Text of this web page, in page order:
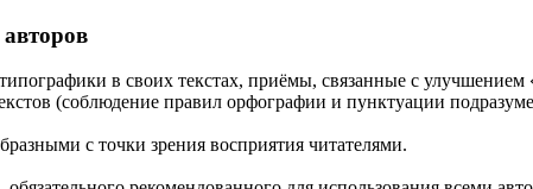
в своих текстах, приёмы, связанные с улучшением
(соблюдение правил орфографии и пунктуации
с точки зрения восприятия читателями.